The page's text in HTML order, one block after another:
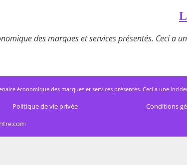
des marques et services présentés. Ceci a
économique des marques et services présentés. Ceci a une
Politique de vie privée Conditions